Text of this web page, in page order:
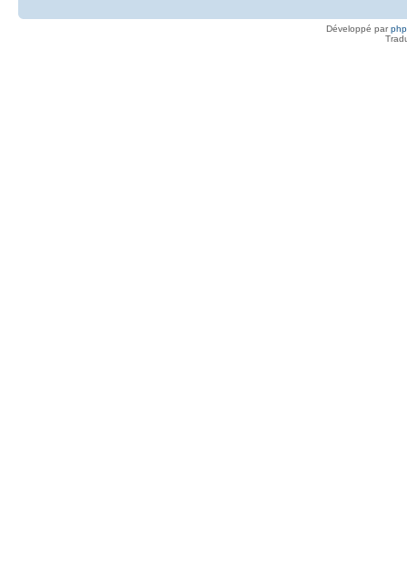
Développé par